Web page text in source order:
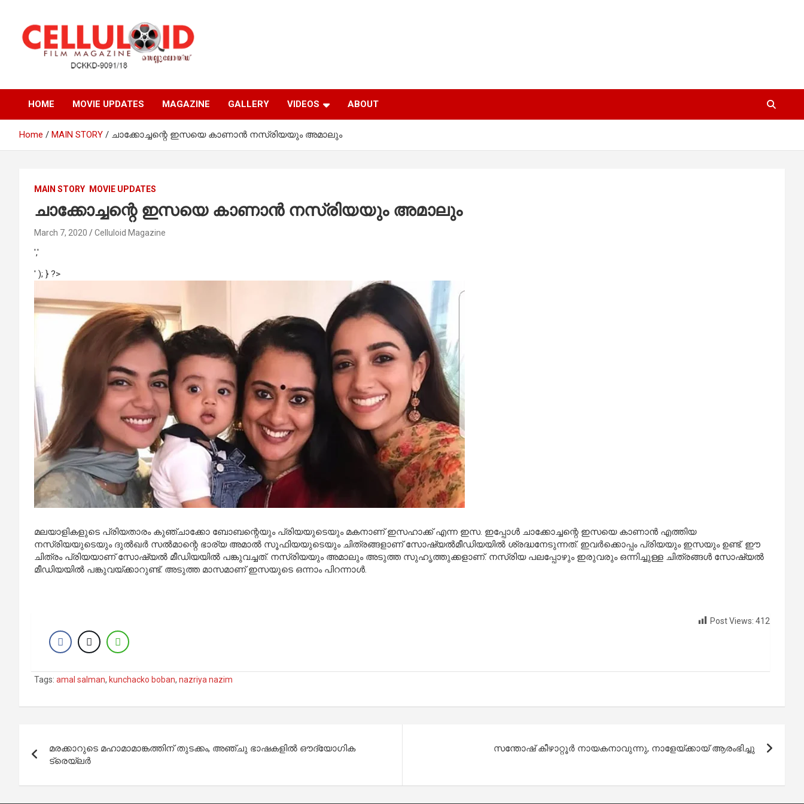
content
celluloid
HOME MOVIE UPDATES MAGAZINE GALLERY VIDEOS ABOUT
Home MAIN STORY ചാക്കോച്ചന്റെ ഇസയെ കാണാന്‍ നസ്രിയയും അമാലും
MAIN STORY MOVIE UPDATES
ചാക്കോച്ചന്റെ ഇസയെ കാണാന്‍ നസ്രിയയും അമാലും
March 7, 2020 Celluloid Magazine
','
' ); } ?>
മലയാളികളുടെ പ്രിയതാരം കുഞ്ചാക്കോ ബോബന്റെയും പ്രിയയുടെയും മകനാണ് ഇസഹാക്ക് എന്ന ഇസ. ഇപ്പോള്‍ ചാക്കോച്ചന്റെ ഇസയെ കാണാന്‍ എത്തിയ
നസ്രിയയുടെയും ദുല്‍ഖര്‍ സല്‍മാന്റെ ഭാര്യ അമാല്‍ സൂഫിയയുടെയും ചിത്രങ്ങളാണ് സോഷ്യല്‍മീഡിയയില്‍ ശ്രദ്ധനേടുന്നത്. ഇവര്‍ക്കൊപ്പം പ്രിയയും ഇസയും ഉണ്ട്. ഈ
ചിത്രം പ്രിയയാണ് സോഷ്യല്‍ മീഡിയയില്‍ പങ്കുവച്ചത്. നസ്രിയയും അമാലും അടുത്ത സുഹൃത്തുക്കളാണ്. നസ്രിയ പലപ്പോഴും ഇരുവരും ഒന്നിച്ചുള്ള ചിത്രങ്ങള്‍ സോഷ്യല്‍
മീഡിയയില്‍ പങ്കുവയ്ക്കാറുണ്ട്. അടുത്ത മാസമാണ് ഇസയുടെ ഒന്നാം പിറന്നാള്‍.
Post Views: 412
Tags: amal salman, kunchacko boban, nazriya nazim
navigation
മരക്കാറുടെ മഹാമാമാങ്കത്തിന് തുടക്കം, അഞ്ചു ഭാഷകളില്‍ ഔദ്യോഗിക
ട്രെയ്‌ലര്‍
സന്തോഷ് കീഴാറ്റൂര്‍ നായകനാവുന്നു, നാളേയ്ക്കായ് ആരംഭിച്ചു